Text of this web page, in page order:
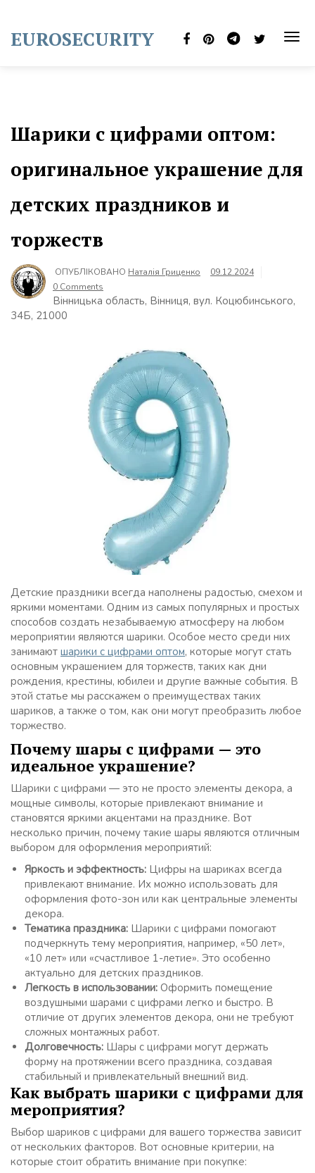
content
EUROSECURITY
Шарики с цифрами оптом:
оригинальное украшение для
детских праздников и
торжеств
ОПУБЛІКОВАНО Наталія Гриценко
09.12.2024
0 Comments
Вінницька область, Вінниця, вул. Коцюбинського,
34Б, 21000
Детские праздники всегда наполнены радостью, смехом и
яркими моментами. Одним из самых популярных и простых
способов создать незабываемую атмосферу на любом
мероприятии являются шарики. Особое место среди них
занимают шарики с цифрами оптом, которые могут стать
основным украшением для торжеств, таких как дни
рождения, крестины, юбилеи и другие важные события. В
этой статье мы расскажем о преимуществах таких
шариков, а также о том, как они могут преобразить любое
торжество.
Почему шары с цифрами — это
идеальное украшение?
Шарики с цифрами — это не просто элементы декора, а
мощные символы, которые привлекают внимание и
становятся яркими акцентами на празднике. Вот
несколько причин, почему такие шары являются отличным
выбором для оформления мероприятий:
Яркость и эффектность: Цифры на шариках всегда
привлекают внимание. Их можно использовать для
оформления фото-зон или как центральные элементы
декора.
Тематика праздника: Шарики с цифрами помогают
подчеркнуть тему мероприятия, например, «50 лет»,
«10 лет» или «счастливое 1-летие». Это особенно
актуально для детских праздников.
Легкость в использовании: Оформить помещение
воздушными шарами с цифрами легко и быстро. В
отличие от других элементов декора, они не требуют
сложных монтажных работ.
Долговечность: Шары с цифрами могут держать
форму на протяжении всего праздника, создавая
стабильный и привлекательный внешний вид.
Как выбрать шарики с цифрами для
мероприятия?
Выбор шариков с цифрами для вашего торжества зависит
от нескольких факторов. Вот основные критерии, на
которые стоит обратить внимание при покупке: